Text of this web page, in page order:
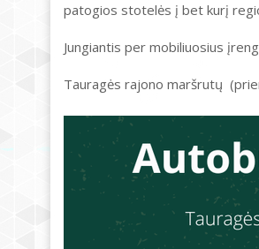
patogios stotelės į bet kurį
Jungiantis per mobiliuosius
Tauragės rajono maršrutų